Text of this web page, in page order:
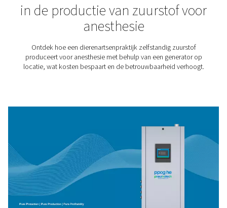
Hyperbare
Hyperbare zuurstoftherapie is een steeds populairder
behandeling voor diverse verwondingen en ziekten
multiple sclerose tot sportverwondingen. Patiënten
gewoonlijk ongeveer een uur door in een drukkamer
zuurstof van hoge zuiverheid door een masker